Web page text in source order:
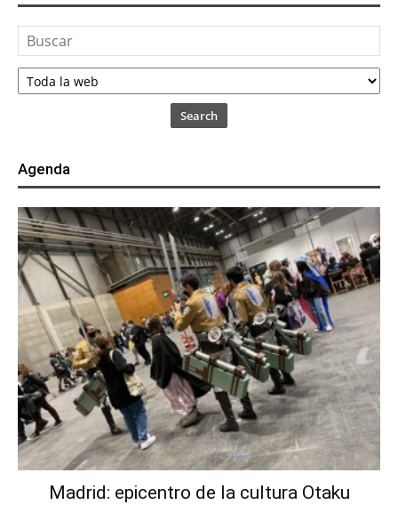
Search
Agenda
Madrid: epicentro de la cultura Otaku